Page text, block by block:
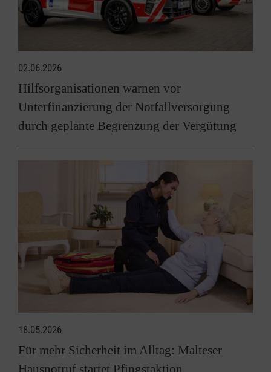
02.06.2026
Hilfsorganisationen warnen vor
Unterfinanzierung der Notfallversorgung
durch geplante Begrenzung der Vergütung
18.05.2026
Für mehr Sicherheit im Alltag: Malteser
Hausnotruf startet Pfingstaktion